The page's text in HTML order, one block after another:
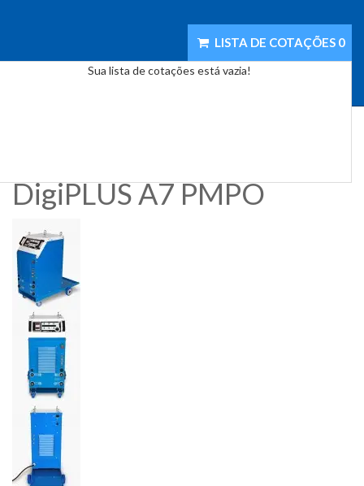
LISTA DE COTAÇÕES 0
Sua lista de cotações está vazia!
DigiPLUS A7 PMPO